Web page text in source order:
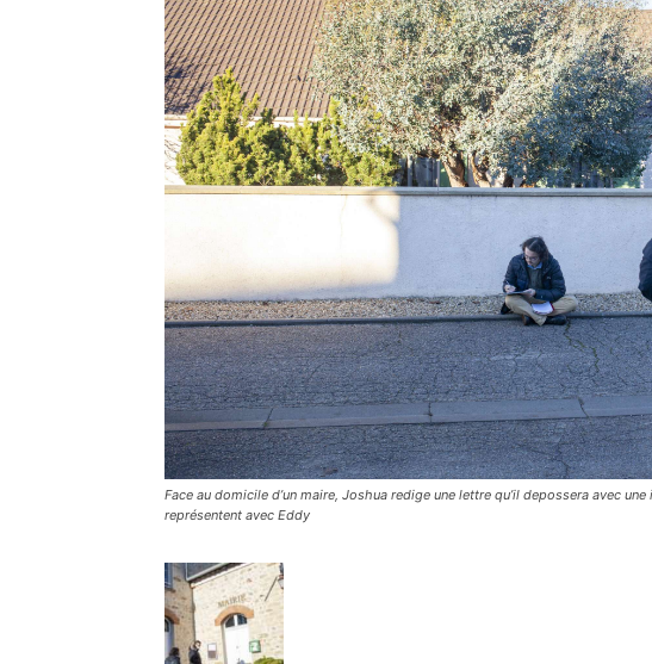
Face au domicile d’un maire, Joshua redige une lettre qu’il depossera avec
représentent avec Eddy